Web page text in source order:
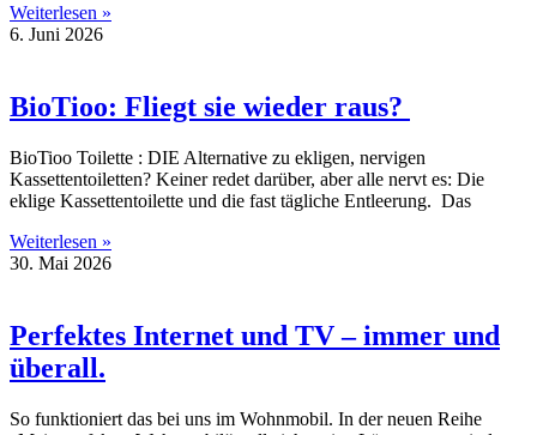
Weiterlesen »
6. Juni 2026
BioTioo: Fliegt sie wieder raus?
BioTioo Toilette : DIE Alternative zu ekligen, nervigen
Kassettentoiletten? Keiner redet darüber, aber alle nervt es: Die
eklige Kassettentoilette und die fast tägliche Entleerung. Das
Weiterlesen »
30. Mai 2026
Perfektes Internet und TV – immer und
überall.
So funktioniert das bei uns im Wohnmobil. In der neuen Reihe